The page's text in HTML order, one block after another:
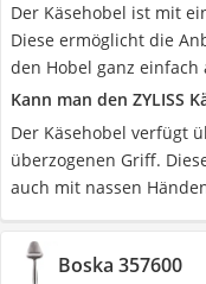
Der Käsehobel ist mit
Diese ermöglicht die
den Hobel ganz einfach
Kann man den ZYLISS
Der Käsehobel verfügt
überzogenen Griff.
auch mit nassen
Boska 357600